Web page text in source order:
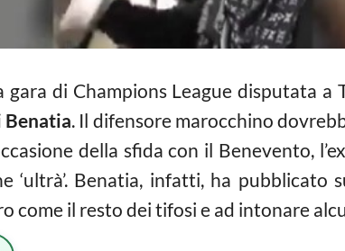
di Champions League disputata a
Benatia. Il difensore marocchino
della sfida con il Benevento,
‘ultrà’. Benatia, infatti, ha pubblicato
come il resto dei tifosi e ad intonare